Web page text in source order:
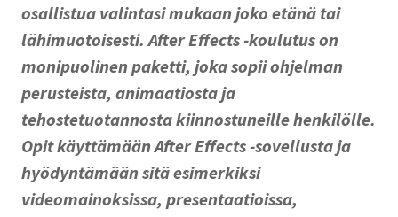
osallistua valintasi mukaan joko etänä tai
lähimuotoisesti. After Effects -koulutus on
monipuolinen paketti, joka sopii ohjelman
perusteista, animaatiosta ja
tehostetuotannosta kiinnostuneille henkilölle.
Opit käyttämään After Effects -sovellusta ja
hyödyntämään sitä esimerkiksi
videomainoksissa, presentaatioissa,